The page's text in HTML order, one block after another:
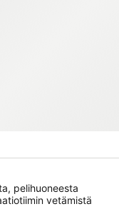
pelihuoneesta
vetämistä